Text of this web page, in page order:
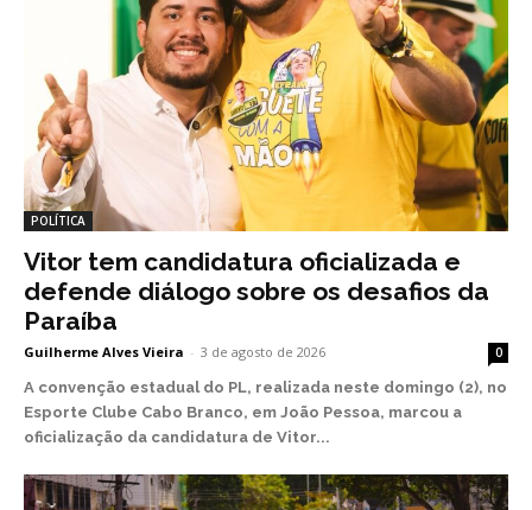
POLÍTICA
Vitor tem candidatura oficializada e
defende diálogo sobre os desafios da
Paraíba
Guilherme Alves Vieira - 3 de agosto de 2026 0
A convenção estadual do PL, realizada neste domingo (2), no
Esporte Clube Cabo Branco, em João Pessoa, marcou a
oficialização da candidatura de Vitor...